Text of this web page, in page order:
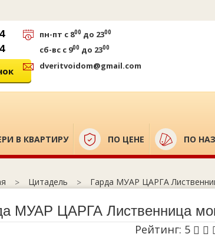
пн-пт с 800 до 2300
сб-вс с 900 до 2300
dveritvoidom@gmail.com
В КВАРТИРУ ПО ЦЕНЕ ПО
Цитадель Гарда МУАР ЦАРГА
МУАР ЦАРГА Лиственница
Рейтинг: 5